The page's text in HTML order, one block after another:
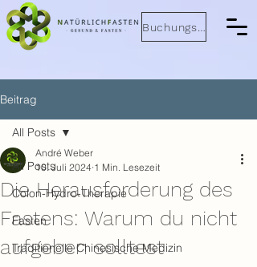
Buchungsanfrage
Beitrag
All Posts
Colon-Hydro-Therapie
Fasten
Traditionelle Chinesische Medizin
All Posts
Die Herausforderung des
Fastens: Warum du nicht
aufgeben solltest
André Weber
10. Juli 2024 1 Min. Lesezeit